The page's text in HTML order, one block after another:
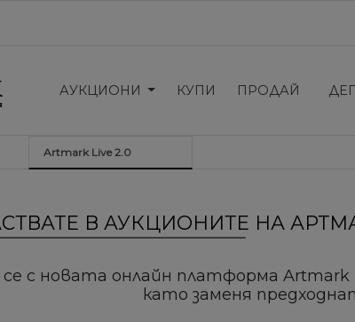
АУКЦИОНИ КУПИ ПРОДАЙ
Artmark Live 2.0
В АУКЦИОНИТЕ НА
с новата онлайн платформа
като заменя